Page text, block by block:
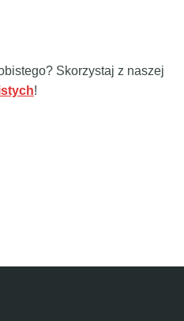
Skorzystaj z naszej
!